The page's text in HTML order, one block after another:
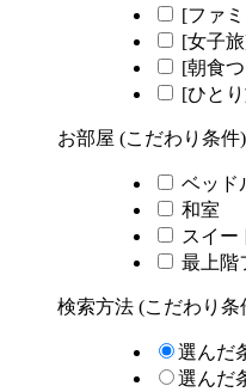
[ファ
[女子
[朝食
[ひと
お部屋 (こだわり条件)
ベッド
和室
スイー
最上階
検索方法 (こだわり条
選んだ
選んだ